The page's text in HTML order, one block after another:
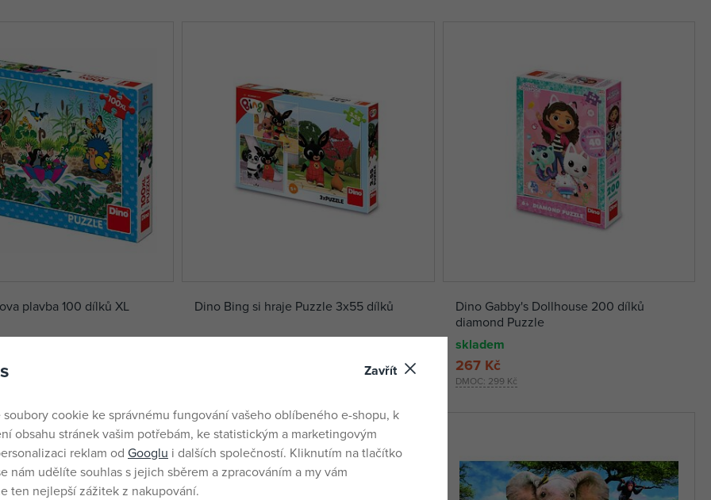
plavba 100 dílků XL
Dino Bing si hraje Puzzle 3x55 dílků
Dino Gabby's Dollhouse 200 dílků
diamond Puzzle
skladem
DMOC: 299 Kč
267 Kč
Zavřít
soubory cookie ke správnému fungování vašeho oblíbeného e-shopu, k
obsahu stránek vašim potřebám, ke statistickým a marketingovým
reklam od Googlu i dalších společností. Kliknutím na tlačítko
nám udělíte souhlas s jejich sběrem a zpracováním a my vám
ten nejlepší zážitek z nakupování.